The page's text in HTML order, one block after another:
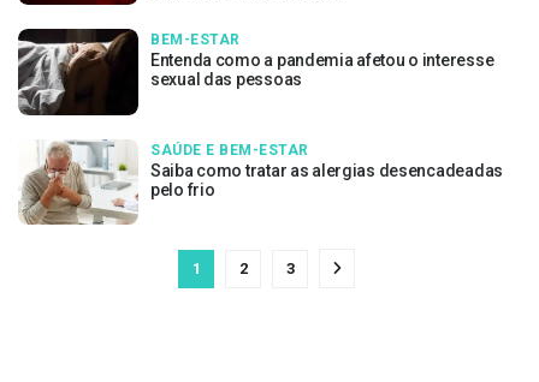
BEM-ESTAR
Entenda como a pandemia afetou o interesse
sexual das pessoas
SAÚDE E BEM-ESTAR
Saiba como tratar as alergias desencadeadas
pelo frio
1 2 3